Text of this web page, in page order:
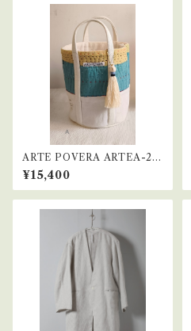
ARTE POVERA ARTEA-26
SP46 インドキルトラリー＆フラ
ンスシーツMIX NEW ラウンド
BAG（S）
¥15,400